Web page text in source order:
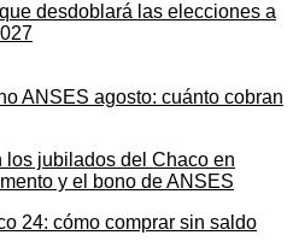
desdoblará las elecciones a
los jubilados del Chaco en
y el bono de ANSES